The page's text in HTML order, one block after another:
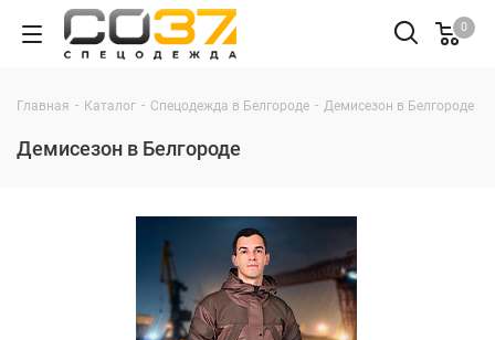
0
Главная - Каталог - Спецодежда в Белгороде - Демисезон в Белгороде
Демисезон в Белгороде